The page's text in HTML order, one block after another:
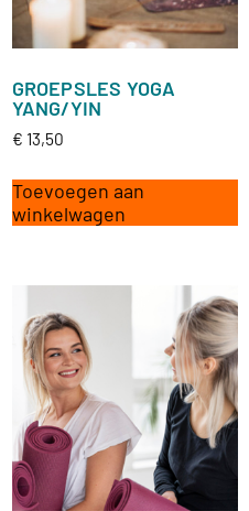
GROEPSLES YOGA
YANG/YIN
€ 13,50
Toevoegen aan
winkelwagen